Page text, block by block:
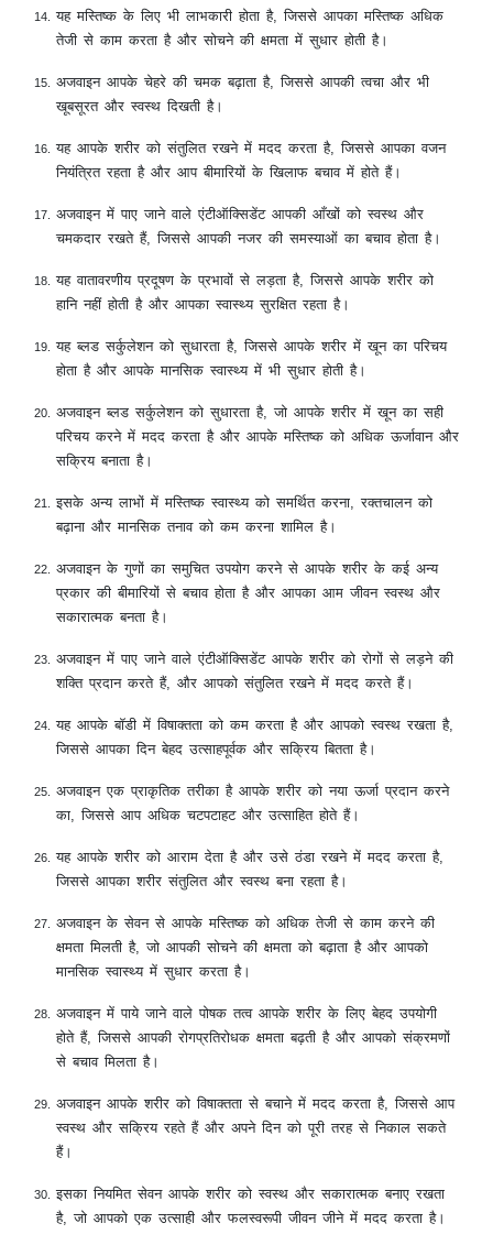
यह मस्तिष्क के लिए भी लाभकारी होता है, जिससे आपका मस्तिष्क अधिक
तेजी से काम करता है और सोचने की क्षमता में सुधार होती है।
अजवाइन आपके चेहरे की चमक बढ़ाता है, जिससे आपकी त्वचा और भी
खूबसूरत और स्वस्थ दिखती है।
यह आपके शरीर को संतुलित रखने में मदद करता है, जिससे आपका वजन
नियंत्रित रहता है और आप बीमारियों के खिलाफ बचाव में होते हैं।
अजवाइन में पाए जाने वाले एंटीऑक्सिडेंट आपकी आँखों को स्वस्थ और
चमकदार रखते हैं, जिससे आपकी नजर की समस्याओं का बचाव होता है।
यह वातावरणीय प्रदूषण के प्रभावों से लड़ता है, जिससे आपके शरीर को
हानि नहीं होती है और आपका स्वास्थ्य सुरक्षित रहता है।
यह ब्लड सर्कुलेशन को सुधारता है, जिससे आपके शरीर में खून का परिचय
होता है और आपके मानसिक स्वास्थ्य में भी सुधार होती है।
अजवाइन ब्लड सर्कुलेशन को सुधारता है, जो आपके शरीर में खून का सही
परिचय करने में मदद करता है और आपके मस्तिष्क को अधिक ऊर्जावान और
सक्रिय बनाता है।
इसके अन्य लाभों में मस्तिष्क स्वास्थ्य को समर्थित करना, रक्तचालन को
बढ़ाना और मानसिक तनाव को कम करना शामिल है।
अजवाइन के गुणों का समुचित उपयोग करने से आपके शरीर के कई अन्य
प्रकार की बीमारियों से बचाव होता है और आपका आम जीवन स्वस्थ और
सकारात्मक बनता है।
अजवाइन में पाए जाने वाले एंटीऑक्सिडेंट आपके शरीर को रोगों से लड़ने की
शक्ति प्रदान करते हैं, और आपको संतुलित रखने में मदद करते हैं।
यह आपके बॉडी में विषाक्तता को कम करता है और आपको स्वस्थ रखता है,
जिससे आपका दिन बेहद उत्साहपूर्वक और सक्रिय बितता है।
अजवाइन एक प्राकृतिक तरीका है आपके शरीर को नया ऊर्जा प्रदान करने
का, जिससे आप अधिक चटपटाहट और उत्साहित होते हैं।
यह आपके शरीर को आराम देता है और उसे ठंडा रखने में मदद करता है,
जिससे आपका शरीर संतुलित और स्वस्थ बना रहता है।
अजवाइन के सेवन से आपके मस्तिष्क को अधिक तेजी से काम करने की
क्षमता मिलती है, जो आपकी सोचने की क्षमता को बढ़ाता है और आपको
मानसिक स्वास्थ्य में सुधार करता है।
अजवाइन में पाये जाने वाले पोषक तत्व आपके शरीर के लिए बेहद उपयोगी
होते हैं, जिससे आपकी रोगप्रतिरोधक क्षमता बढ़ती है और आपको संक्रमणों
से बचाव मिलता है।
अजवाइन आपके शरीर को विषाक्तता से बचाने में मदद करता है, जिससे आप
स्वस्थ और सक्रिय रहते हैं और अपने दिन को पूरी तरह से निकाल सकते
हैं।
इसका नियमित सेवन आपके शरीर को स्वस्थ और सकारात्मक बनाए रखता
है, जो आपको एक उत्साही और फलस्वरूपी जीवन जीने में मदद करता है।